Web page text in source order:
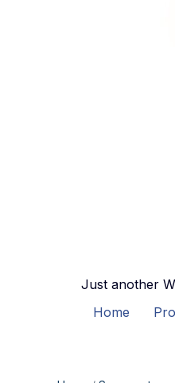
Just another
Home